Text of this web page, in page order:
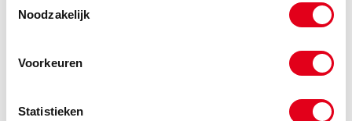
Noodzakelijk
Voorkeuren
Statistieken